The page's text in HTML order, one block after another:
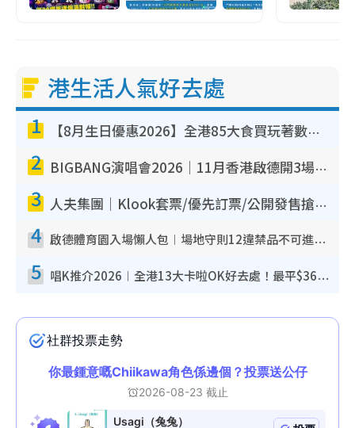
港生活人氣好去處
1 【8月生日優惠2026】全港85大食買玩著數攻略 自助餐/火鍋放題同行免費＋誠品/DONKI送現金券
2 BIGBANG演唱會2026｜11月香港啟德開3場！實名制VIP申請、優先購票攻略
3 人夫集團｜Klook套票/優先訂票/公開發售搶飛攻略！附票價.購票連結.場地座位表
4 啟德體育園入場懶人包︱場地守則12違禁品不可進場准帶細水樽但全場禁樽蓋！應援牌有限制！
5 唱K推介2026︱全港13大卡啦OK好去處！最平$36起 日文K都有！(附地址+收費詳情)